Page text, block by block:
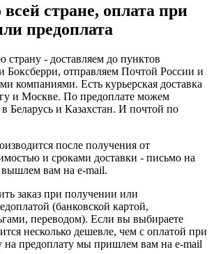
стране, оплата при
предоплата
- доставляем до пунктов
отправляем Почтой России и
компаниями. Есть курьерская доставка
и Москве. По предоплате можем
Беларусь и Казахстан. И почтой по
после получения от
и сроками доставки - письмо на
вам на e-mail.
заказ при получении или
(банковской картой,
переводом). Если вы выбираете
несколько дешевле, чем с оплатой при
предоплату мы пришлем вам на e-mail